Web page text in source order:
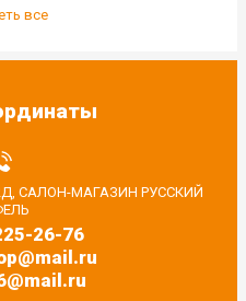
САЛОН-МАГАЗИН РУССКИЙ
26-76
все